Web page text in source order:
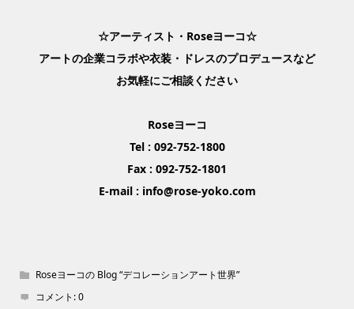
☆アーティスト・Roseヨーコ☆
アートの企業コラボや衣装・ドレスのプロデュースなど
お気軽にご相談ください
Roseヨーコ
Tel : 092-752-1800
Fax : 092-752-1801
E-mail : info@rose-yoko.com
Roseヨーコの Blog “デコレーションアート世界”
コメント:0